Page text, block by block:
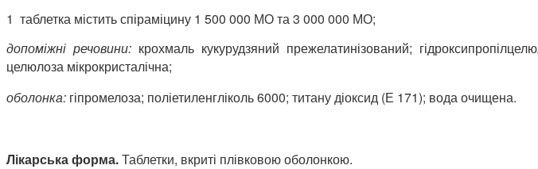
1 таблетка містить спіраміцину 1 500 000 МО та 3 000 000 МО;
допоміжні речовини: крохмаль кукурудзяний прежелатинізований;
целюлоза мікрокристалічна;
оболонка: гіпромелоза; поліетиленгліколь 6000; титану діоксид (Е 171); вода очищена.
Лікарська форма.Таблетки, вкриті плівковою оболонкою.